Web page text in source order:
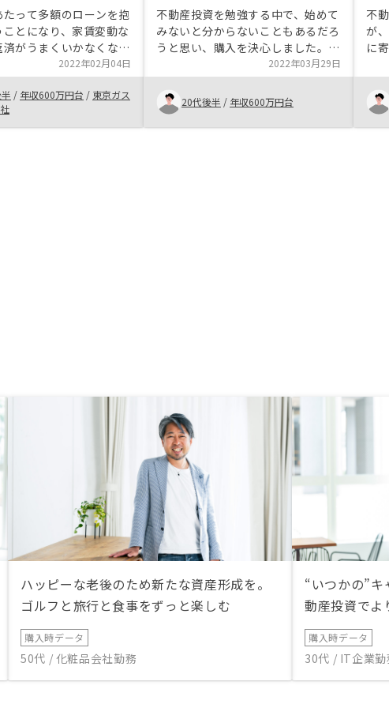
って多額のローンを抱
ことになり、家賃変動な
済がうまくいかなくなる
かという不安がありまし
いい物件を紹介してい
賃・資産価値がある程度
しくは上昇するのでは
たため購入することを
2022年02月04日
/ 年収600万円台 / 東京ガス
不動産投資を勉強する中で、始めて
みないと分からないこともあるだろ
うと思い、購入を決心しました。分
からないことをいつでも丁寧に教え
て貰えたおかげで、不安なく手続き
出来ました。アプリの存在は、購入
後に初めて知りましたが、関係書類
をいつでも確認することができ、不
2022年03月29日
20代後半 / 年収600万円台
不
が
に
し
入
用
き
っ
ハッピーな老後のため新たな資産形成を。
ゴルフと旅行と食事をずっと楽しむ
購入時データ
50代 / 化粧品会社勤務
“いつかの”
動産投資でよ
購入時データ
30代 / IT企業勤